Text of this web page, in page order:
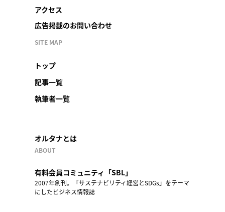
アクセス
広告掲載のお問い合わせ
SITE MAP
トップ
記事一覧
執筆者一覧
オルタナとは
ABOUT
有料会員コミュニティ「SBL」
2007年創刊。「サステナビリティ経営とSDGs」をテーマ
にしたビジネス情報誌